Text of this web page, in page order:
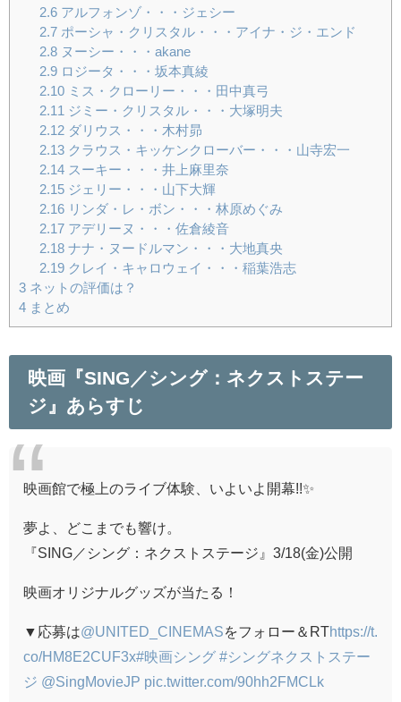
2.6アルフォンゾ・・・ジェシー
2.7ポーシャ・クリスタル・・・アイナ・ジ・エンド
2.8ヌーシー・・・akane
2.9ロジータ・・・坂本真綾
2.10ミス・クローリー・・・田中真弓
2.11
ジミー・クリスタル・・・大塚明夫
2.12ダリウス・・・木村昴
2.13クラウス・キッケンクローバー・・・山寺宏一
2.14スーキー・・・井上麻里奈
2.15ジェリー・・・山下大輝
2.16リンダ・レ・ボン・・・林原めぐみ
2.17アデリーヌ・・・佐倉綾音
2.18ナナ・ヌードルマン・・・大地真央
2.19クレイ・キャロウェイ・・・稲葉浩志
3 ネットの評価は？
4 まとめ
映画『SING／シング：ネクストステー
ジ』あらすじ
映画館で極上のライブ体験、いよいよ開幕!!✨
夢よ、どこまでも響け。
『SING／シング：ネクストステージ』3/18(金)公開
映画オリジナルグッズが当たる！
▼応募は@UNITED_CINEMASをフォロー＆RThttps://t.
co/HM8E2CUF3x#映画シング #シングネクストステー
ジ @SingMovieJP pic.twitter.com/90hh2FMCLk